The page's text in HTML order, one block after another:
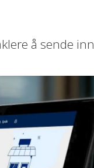
å sende inn